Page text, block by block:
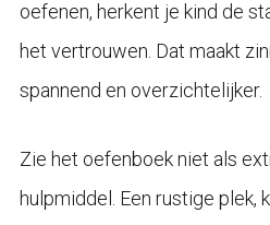
oefenen, herkent je kind de
het vertrouwen. Dat maakt
spannend en overzichtelijker.
Zie het oefenboek niet als
hulpmiddel. Een rustige plek,